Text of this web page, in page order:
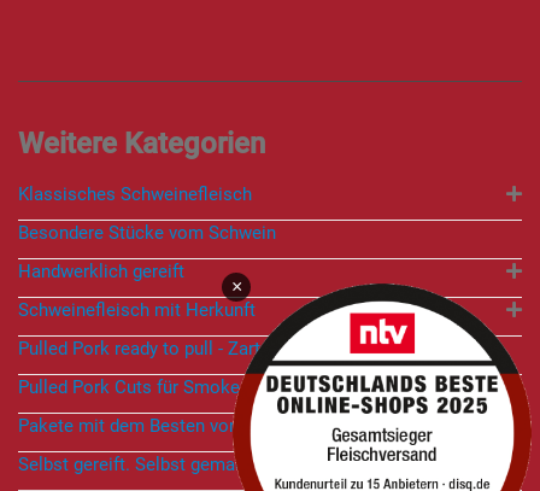
Klassisches Schweinefleisch
Besondere Stücke vom Schwein
Handwerklich gereift
Schweinefleisch mit Herkunft
Pulled Pork ready to pull - Zart, saftig, legendär
Pulled Pork Cuts für Smoker, Grill und Ofen
Pakete mit dem Besten vom Schwein
Selbst gereift. Selbst gemacht.
×